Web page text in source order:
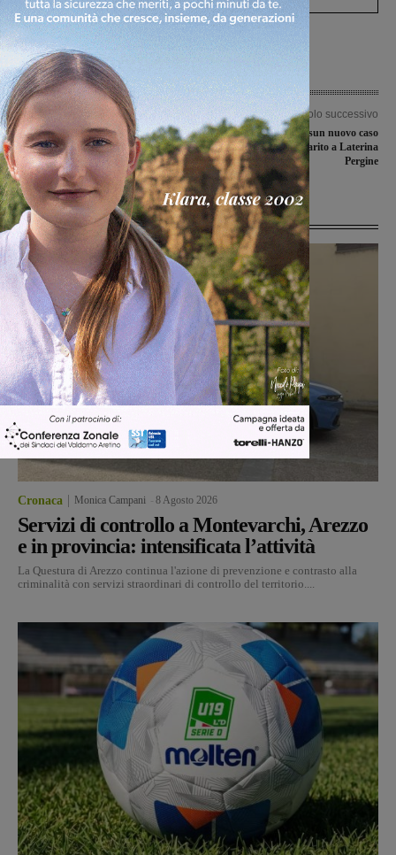
Articolo precedente
Casa di Riposo, Chiassai: “No a una
struttura Covid-19, si alla presa in
carico da parte della Asl”
Articolo successivo
Coronavirus, nessun nuovo caso
positivo e primo guarito a Laterina
Pergine
Ultime Notizie
Cronaca Monica Campani 8 Agosto 2026
Servizi di controllo a Montevarchi, Arezzo
e in provincia: intensificata l’attività
La Questura di Arezzo continua l'azione di prevenzione e contrasto alla
criminalità con servizi straordinari di controllo del territorio....